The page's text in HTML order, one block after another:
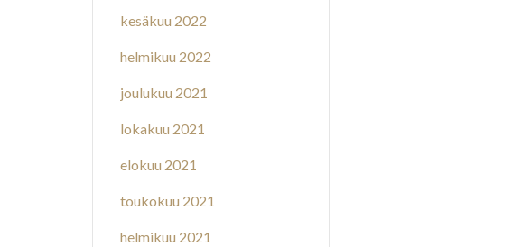
kesäkuu 2022
helmikuu 2022
joulukuu 2021
lokakuu 2021
elokuu 2021
toukokuu 2021
helmikuu 2021